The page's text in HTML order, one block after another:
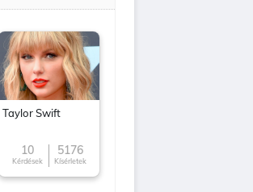
Taylor Swift
10
Kérdések
5176
Kísérletek